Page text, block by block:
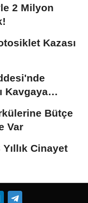
2 Milyon
Kazası
Kavgaya
Bütçe
Var
Cinayet